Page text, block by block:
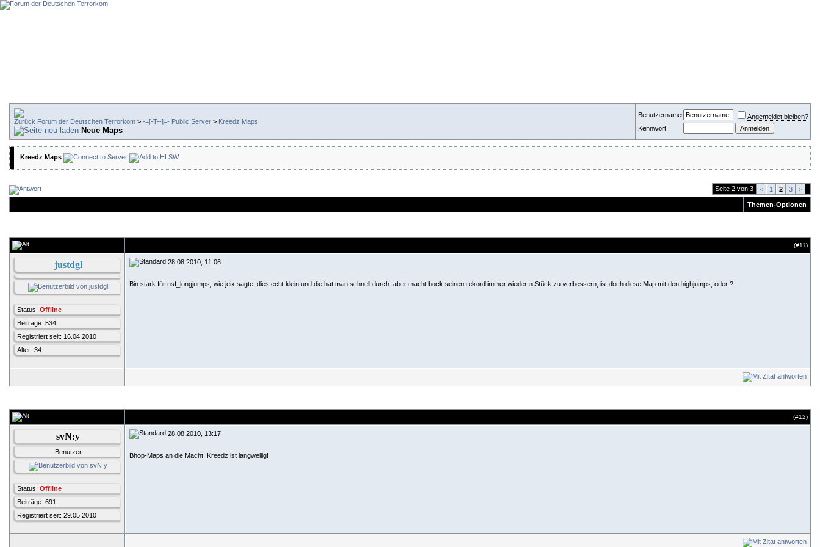
Forum der Deutschen Terrorkom > -=[-T--]=- Public Server > Kreedz Maps
Neue Maps
Benutzername
Angemeldet bleiben?
Kennwort
Kreedz Maps
Seite 2 von 3 < 1 2 3 >
Themen-Optionen
(#11)
justdgl
Status: Offline
Beiträge: 534
Registriert seit: 16.04.2010
Alter: 34
28.08.2010, 11:06
Bin stark für nsf_longjumps, wie jeix sagte, dies echt klein und die hat man schnell durch, aber macht bock seinen rekord immer wieder n Stück zu verbessern, ist doch diese Map mit den highjumps, oder ?
(#12)
svN:y
Benutzer
Status: Offline
Beiträge: 691
Registriert seit: 29.05.2010
28.08.2010, 13:17
Bhop-Maps an die Macht! Kreedz ist langweilig!